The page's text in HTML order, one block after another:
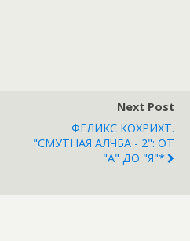
Next Post
ФЕЛИКС КОХРИХТ.
"СМУТНАЯ АЛЧБА - 2": ОТ
"А" ДО "Я"*